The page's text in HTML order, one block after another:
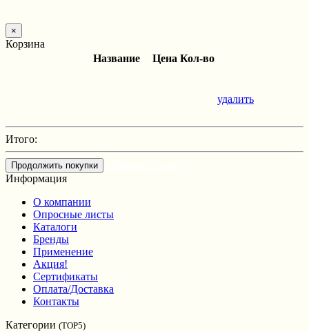
×
Корзина
Название
Цена Кол-во
удалить
Итого:
Продолжить покупки
Информация
О компании
Опросные листы
Каталоги
Бренды
Применение
Акция!
Сертификаты
Оплата/Доставка
Контакты
Категории (TOP5)